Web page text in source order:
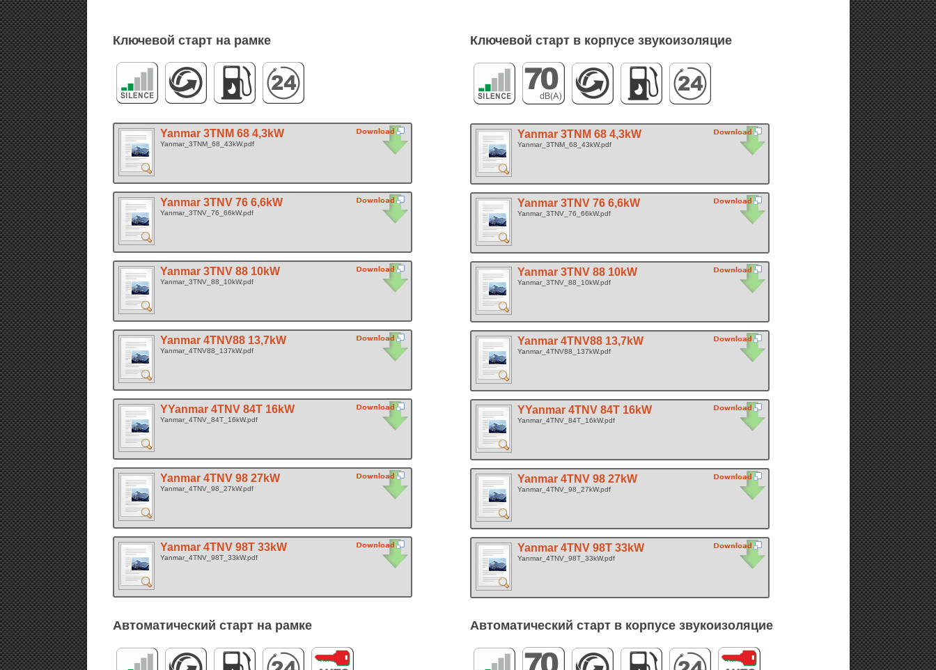
Ключевой старт на рамке
Yanmar 3TNM 68 4,3kW
Yanmar_3TNM_68_43kW.pdf
Yanmar 3TNV 76 6,6kW
Yanmar_3TNV_76_66kW.pdf
Yanmar 3TNV 88 10kW
Yanmar_3TNV_88_10kW.pdf
Yanmar 4TNV88 13,7kW
Yanmar_4TNV88_137kW.pdf
YYanmar 4TNV 84T 16kW
Yanmar_4TNV_84T_16kW.pdf
Yanmar 4TNV 98 27kW
Yanmar_4TNV_98_27kW.pdf
Yanmar 4TNV 98T 33kW
Yanmar_4TNV_98T_33kW.pdf
Ключевой старт в корпусе звукоизоляцие
Yanmar 3TNM 68 4,3kW
Yanmar_3TNM_68_43kW.pdf
Yanmar 3TNV 76 6,6kW
Yanmar_3TNV_76_66kW.pdf
Yanmar 3TNV 88 10kW
Yanmar_3TNV_88_10kW.pdf
Yanmar 4TNV88 13,7kW
Yanmar_4TNV88_137kW.pdf
YYanmar 4TNV 84T 16kW
Yanmar_4TNV_84T_16kW.pdf
Yanmar 4TNV 98 27kW
Yanmar_4TNV_98_27kW.pdf
Yanmar 4TNV 98T 33kW
Yanmar_4TNV_98T_33kW.pdf
Автоматический старт на рамке Автоматический старт в корпусе звукоизоляцие